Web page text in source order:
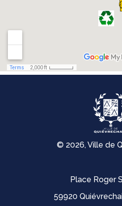
© 2026, Ville de
Place Roger
59920